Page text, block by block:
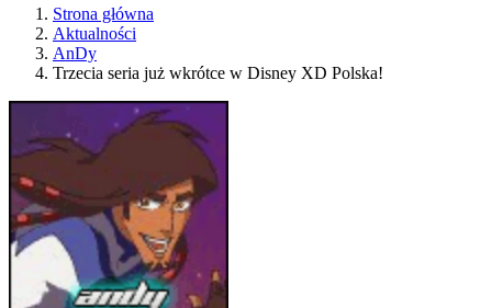
Strona główna
Aktualności
AnDy
Trzecia seria już wkrótce w Disney XD Polska!